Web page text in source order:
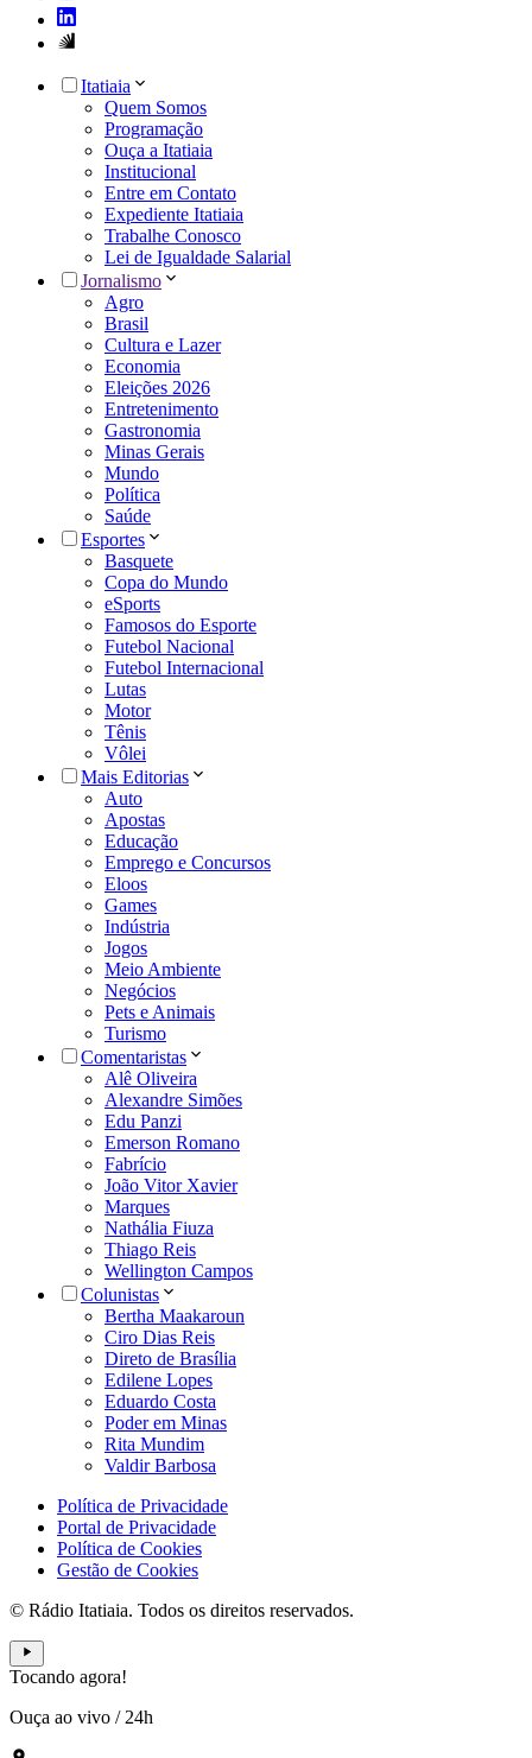
Itatiaia
Quem Somos
Programação
Ouça a Itatiaia
Institucional
Entre em Contato
Expediente Itatiaia
Trabalhe Conosco
Lei de Igualdade Salarial
Jornalismo
Agro
Brasil
Cultura e Lazer
Economia
Eleições 2026
Entretenimento
Gastronomia
Minas Gerais
Mundo
Política
Saúde
Esportes
Basquete
Copa do Mundo
eSports
Famosos do Esporte
Futebol Nacional
Futebol Internacional
Lutas
Motor
Tênis
Vôlei
Mais Editorias
Auto
Apostas
Educação
Emprego e Concursos
Eloos
Games
Indústria
Jogos
Meio Ambiente
Negócios
Pets e Animais
Turismo
Comentaristas
Alê Oliveira
Alexandre Simões
Edu Panzi
Emerson Romano
Fabrício
João Vitor Xavier
Marques
Nathália Fiuza
Thiago Reis
Wellington Campos
Colunistas
Bertha Maakaroun
Ciro Dias Reis
Direto de Brasília
Edilene Lopes
Eduardo Costa
Poder em Minas
Rita Mundim
Valdir Barbosa
Política de Privacidade
Portal de Privacidade
Política de Cookies
Gestão de Cookies
© Rádio Itatiaia. Todos os direitos reservados.
Tocando agora!
Ouça ao vivo / 24h